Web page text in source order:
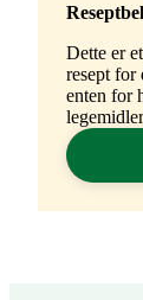
Dette er
resept for
enten for